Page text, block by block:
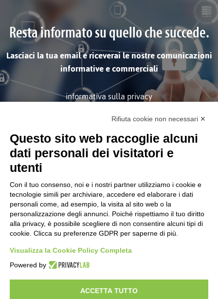
Resta informato su quello che succede.
Lasciaci la tua email e riceverai le nostre comunicazioni
informative e commerciali
informativa sulla privacy
ISCRIVITI
Società soggetta alla Direzione
e Coordinamento di Tinexta
S.p.A.
CORPORATE
Certificazioni
Informativa Sulla Privacy
Modifica Preferenze GDPR
Codice Etico e Modello Organizzativo
Rifiuta cookie non necessari ✕
Questo sito web raccoglie alcuni
dati personali dei visitatori e
utenti
Con il tuo consenso, noi e i nostri partner utilizziamo i cookie e
tecnologie simili per archiviare, accedere ed elaborare i dati
personali come, ad esempio, la visita al sito web o la
personalizzazione degli annunci. Poiché rispettiamo il tuo diritto
alla privacy, è possibile scegliere di non consentire alcuni tipi di
cookie. Clicca su preferenze GDPR per saperne di più.
Visualizza la Cookie Policy Completa
Powered by
ACCETTA TUTTO